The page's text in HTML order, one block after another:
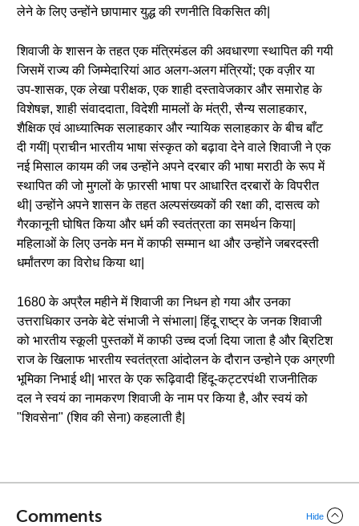
लेने के लिए उन्होंने छापामार युद्ध की रणनीति विकसित की|
शिवाजी के शासन के तहत एक मंत्रिमंडल की अवधारणा स्थापित की गयी
जिसमें राज्य की जिम्मेदारियां आठ अलग-अलग मंत्रियों; एक वज़ीर या
उप-शासक, एक लेखा परीक्षक, एक शाही दस्तावेजकार और समारोह के
विशेषज्ञ, शाही संवाददाता, विदेशी मामलों के मंत्री, सैन्य सलाहकार,
शैक्षिक एवं आध्यात्मिक सलाहकार और न्यायिक सलाहकार के बीच बाँट
दी गयीं| प्राचीन भारतीय भाषा संस्कृत को बढ़ावा देने वाले शिवाजी ने एक
नई मिसाल कायम की जब उन्होंने अपने दरबार की भाषा मराठी के रूप में
स्थापित की जो मुगलों के फ़ारसी भाषा पर आधारित दरबारों के विपरीत
थी| उन्होंने अपने शासन के तहत अल्पसंख्यकों की रक्षा की, दासत्व को
गैरकानूनी घोषित किया और धर्म की स्वतंत्रता का समर्थन किया|
महिलाओं के लिए उनके मन में काफी सम्मान था और उन्होंने जबरदस्ती
धर्मांतरण का विरोध किया था|
1680 के अप्रैल महीने में शिवाजी का निधन हो गया और उनका
उत्तराधिकार उनके बेटे संभाजी ने संभाला| हिंदू राष्ट्र के जनक शिवाजी
को भारतीय स्कूली पुस्तकों में काफी उच्च दर्जा दिया जाता है और ब्रिटिश
राज के खिलाफ भारतीय स्वतंत्रता आंदोलन के दौरान उन्होने एक अग्रणी
भूमिका निभाई थी| भारत के एक रूढ़िवादी हिंदू-कट्टरपंथी राजनीतिक
दल ने स्वयं का नामकरण शिवाजी के नाम पर किया है, और स्वयं को
"शिवसेना" (शिव की सेना) कहलाती है|
Comments Hide